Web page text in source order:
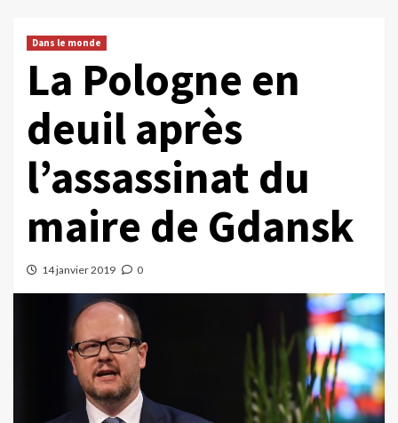
Dans le monde
La Pologne en
deuil après
l’assassinat du
maire de Gdansk
14 janvier 2019 0